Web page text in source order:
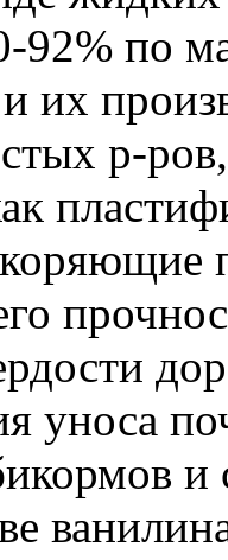
по
их
р-
уноса
и